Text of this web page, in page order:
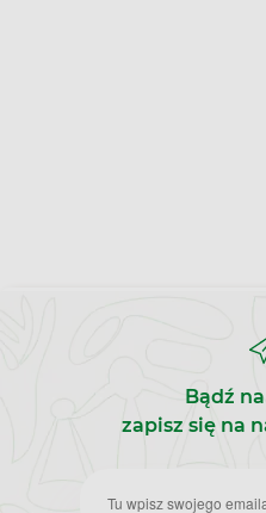
Bądź
zapisz się na
Zapisz